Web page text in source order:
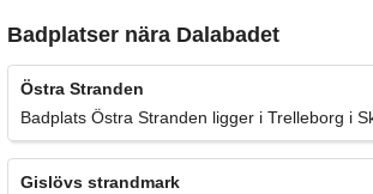
Badplatser nära Dalabadet
Östra Stranden
Badplats Östra Stranden ligger i Trelleborg i
Gislövs strandmark